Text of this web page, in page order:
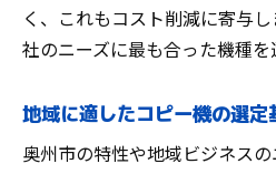
賢いコピー機選びの
コピー機本舗が提供する
他社を凌ぐ経済的な
コピー機本舗の迅速
く、これもコスト削減に寄与
社のニーズに最も合った機種を
地域に適したコピー機の選定
奥州市の特性や地域ビジネス